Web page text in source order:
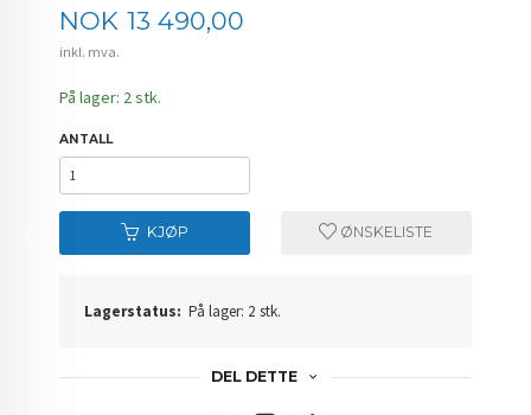
Pris
NOK 13 490,00
inkl. mva.
På lager: 2 stk.
ANTALL
KJØP ØNSKELISTE
Lagerstatus: På lager: 2 stk.
DEL DETTE